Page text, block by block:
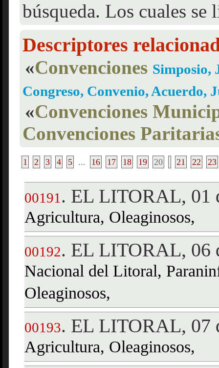
búsqueda. Los cuales se
Descriptores
«Convenciones Simposio,
Congreso, Convenio, Acuerdo,
«Convenciones
Convenciones
1 2 3 4 5 ... 16 17 18 19 20 21 22 23
00191 . EL LITORAL, 01
Agricultura, Oleaginosos,
00192. EL LITORAL, 06
Nacional del Litoral,
Oleaginosos,
00193. EL LITORAL, 07
Agricultura, Oleaginosos,